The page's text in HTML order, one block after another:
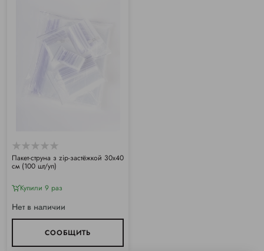
Пакет-струна з zip-застёжкой 30х40
см (100 шт/уп)
Купили 9 раз
Нет в наличии
СООБЩИТЬ